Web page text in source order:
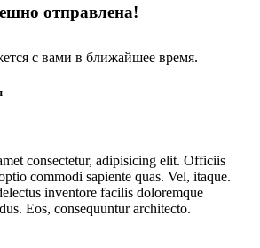
отправлена!
с вами в ближайшее время.
consectetur, adipisicing elit. Officiis
commodi sapiente quas. Vel, itaque.
inventore facilis doloremque
Eos, consequuntur architecto.